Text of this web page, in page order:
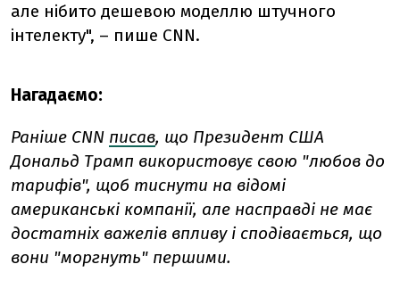
але нібито дешевою моделлю штучного
інтелекту", – пише CNN.
Нагадаємо:
Раніше CNN писав, що Президент США
Дональд Трамп використовує свою "любов до
тарифів", щоб тиснути на відомі
американські компанії, але насправді не має
достатніх важелів впливу і сподівається, що
вони "моргнуть" першими.